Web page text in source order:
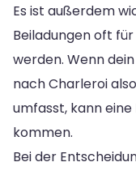
Es ist außerdem
Beiladungen oft
werden. Wenn
nach Charleroi
umfasst, kann
kommen.
Bei der